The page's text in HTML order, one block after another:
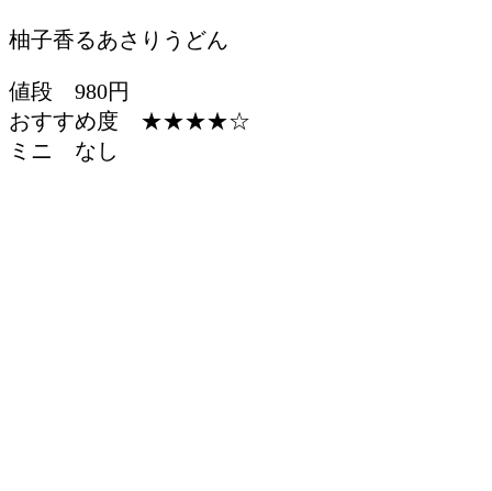
柚子香るあさりうどん
値段 980円
おすすめ度 ★★★★☆
ミニ なし